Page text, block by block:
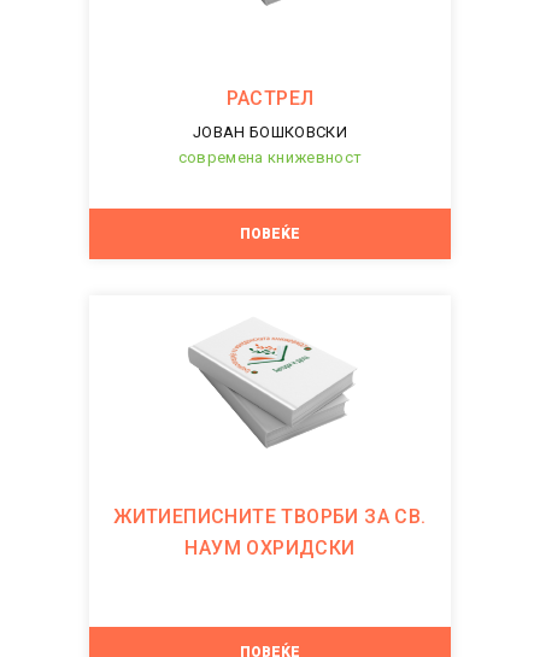
РАСТРЕЛ
ЈОВАН БОШКОВСКИ
современа книжевност
ПОВЕЌЕ
ЖИТИЕПИСНИТЕ ТВОРБИ ЗА СВ.
НАУМ ОХРИДСКИ
ПОВЕЌЕ